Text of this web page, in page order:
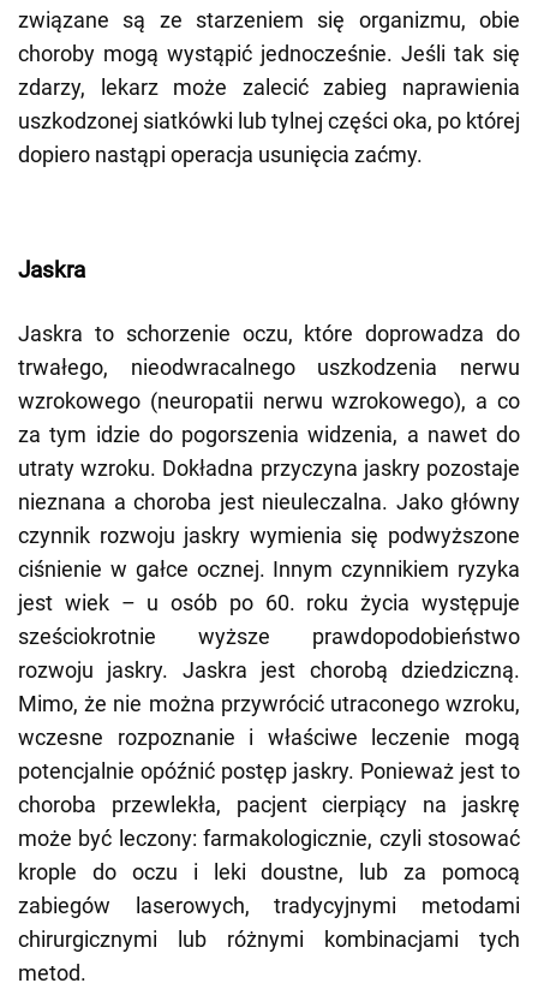
związane są ze starzeniem się organizmu, obie
choroby mogą wystąpić jednocześnie. Jeśli tak się
zdarzy, lekarz może zalecić zabieg naprawienia
uszkodzonej siatkówki lub tylnej części oka, po której
dopiero nastąpi operacja usunięcia zaćmy.
Jaskra
Jaskra to schorzenie oczu, które doprowadza do
trwałego, nieodwracalnego uszkodzenia nerwu
wzrokowego (neuropatii nerwu wzrokowego), a co
za tym idzie do pogorszenia widzenia, a nawet do
utraty wzroku. Dokładna przyczyna jaskry pozostaje
nieznana a choroba jest nieuleczalna. Jako główny
czynnik rozwoju jaskry wymienia się podwyższone
ciśnienie w gałce ocznej. Innym czynnikiem ryzyka
jest wiek – u osób po 60. roku życia występuje
sześciokrotnie wyższe prawdopodobieństwo
rozwoju jaskry. Jaskra jest chorobą dziedziczną.
Mimo, że nie można przywrócić utraconego wzroku,
wczesne rozpoznanie i właściwe leczenie mogą
potencjalnie opóźnić postęp jaskry. Ponieważ jest to
choroba przewlekła, pacjent cierpiący na jaskrę
może być leczony: farmakologicznie, czyli stosować
krople do oczu i leki doustne, lub za pomocą
zabiegów laserowych, tradycyjnymi metodami
chirurgicznymi lub różnymi kombinacjami tych
metod.